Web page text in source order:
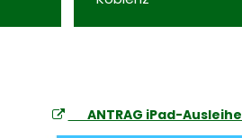
ANTRAG iPad-Ausleihe